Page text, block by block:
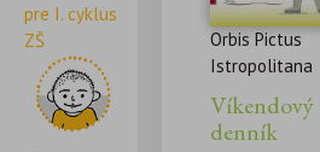
pre I. cyklus
ZŠ
Orbis Pictus
Istropolitana
Víkendový
denník